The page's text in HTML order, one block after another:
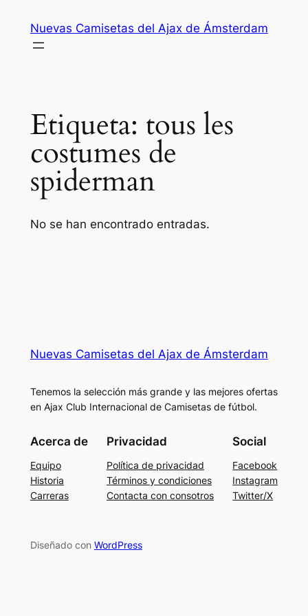
contenido
Nuevas Camisetas del Ajax de Ámsterdam
Etiqueta: tous les
costumes de
spiderman
No se han encontrado entradas.
Nuevas Camisetas del Ajax de Ámsterdam
Tenemos la selección más grande y las mejores ofertas
en Ajax Club Internacional de Camisetas de fútbol.
Acerca de
Equipo
Historia
Carreras
Privacidad
Política de privacidad
Términos y condiciones
Contacta con consotros
Social
Facebook
Instagram
Twitter/X
Diseñado con WordPress